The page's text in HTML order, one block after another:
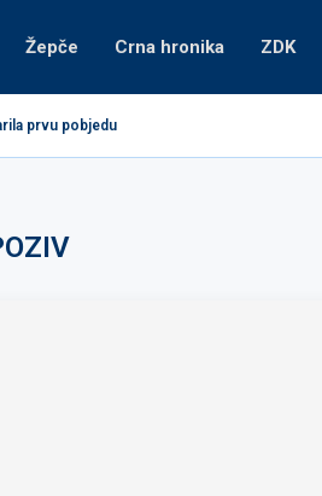
Žepče Crna hronika ZDK
prvu pobjedu